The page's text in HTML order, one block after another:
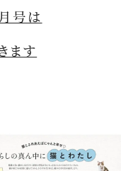
号は
ます